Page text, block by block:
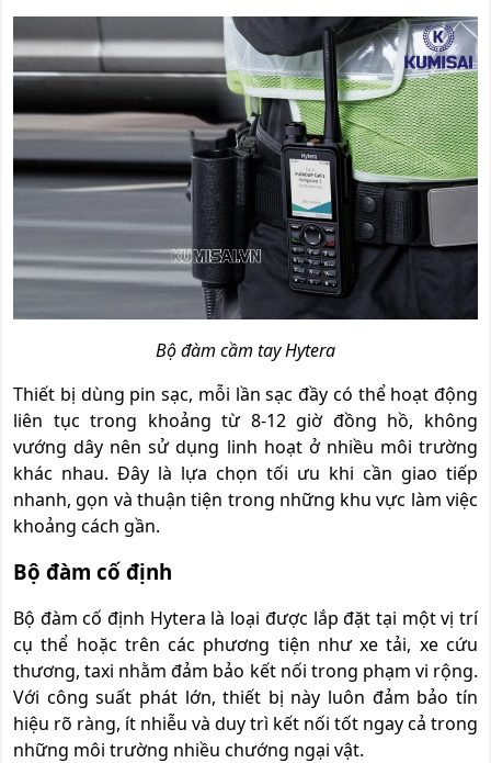
Bộ đàm cầm tay Hytera
Thiết bị dùng pin sạc, mỗi lần sạc đầy có thể hoạt động
liên tục trong khoảng từ 8-12 giờ đồng hồ, không
vướng dây nên sử dụng linh hoạt ở nhiều môi trường
khác nhau. Đây là lựa chọn tối ưu khi cần giao tiếp
nhanh, gọn và thuận tiện trong những khu vực làm việc
khoảng cách gần.
Bộ đàm cố định
Bộ đàm cố định Hytera là loại được lắp đặt tại một vị trí
cụ thể hoặc trên các phương tiện như xe tải, xe cứu
thương, taxi nhằm đảm bảo kết nối trong phạm vi rộng.
Với công suất phát lớn, thiết bị này luôn đảm bảo tín
hiệu rõ ràng, ít nhiễu và duy trì kết nối tốt ngay cả trong
những môi trường nhiều chướng ngại vật.